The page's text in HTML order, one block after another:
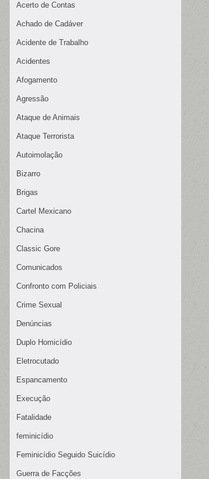
Acerto de Contas
Achado de Cadáver
Acidente de Trabalho
Acidentes
Afogamento
Agressão
Ataque de Animais
Ataque Terrorista
Autoimolação
Bizarro
Brigas
Cartel Mexicano
Chacina
Classic Gore
Comunicados
Confronto com Policiais
Crime Sexual
Denúncias
Duplo Homicídio
Eletrocutado
Espancamento
Execução
Fatalidade
feminicídio
Feminicídio Seguido Suicídio
Guerra de Facções